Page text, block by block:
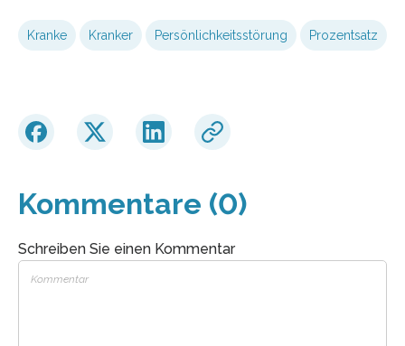
Kranke Kranker Persönlichkeitsstörung Prozentsatz
Kommentare (0)
Schreiben Sie einen Kommentar